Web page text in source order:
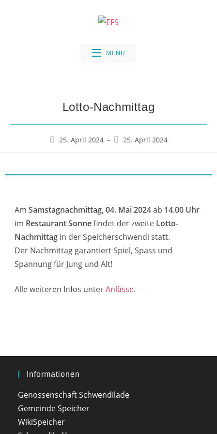
MENÜ
Lotto-Nachmittag
25. April 2024 25. April 2024
Am Samstagnachmittag, 04. Mai 2024ab 14.00 Uhr
im Restaurant Sonnefindet der zweite Lotto-
Nachmittag in der Speicherschwendi statt.
Der Nachmittag garantiert Spiel, Spass und
Spannung für Jung und Alt!
Alle weiteren Infos unterAnlässe.
Informationen
Genossenschaft Schwendilade
Gemeinde Speicher
WikiSpeicher